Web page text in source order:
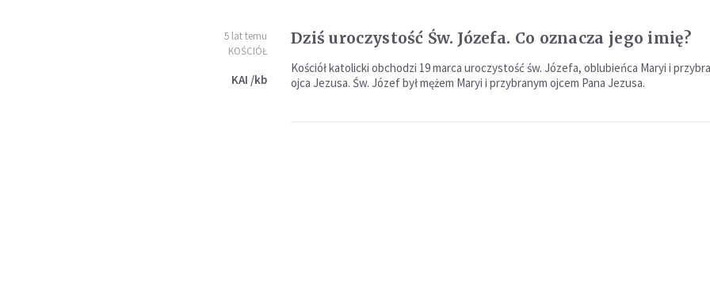
5 lat temu
KOŚCIÓŁ
KAI /kb
Dziś uroczystość Św. Józefa. Co oznacza jego imię?
Kościół katolicki obchodzi 19 marca uroczystość św. Józefa, oblubieńca Maryi i
ojca Jezusa. Św. Józef był mężem Maryi i przybranym ojcem Pana Jezusa.